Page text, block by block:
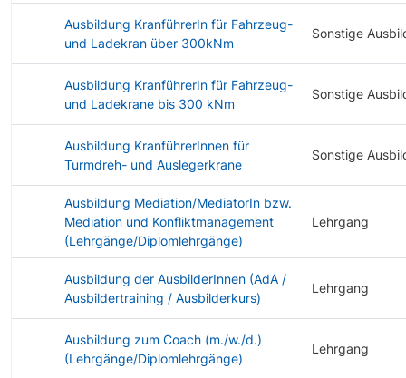
Ausbildung KranführerIn für Fahrzeug-
und Ladekran über 300kNm
Sonstige
Ausbildung KranführerIn für Fahrzeug-
und Ladekrane bis 300 kNm
Sonstige
Ausbildung KranführerInnen für
Turmdreh- und Auslegerkrane
Sonstige
Ausbildung Mediation/MediatorIn bzw.
Mediation und Konfliktmanagement
(Lehrgänge/Diplomlehrgänge)
Lehrgang
Ausbildung der AusbilderInnen (AdA /
Ausbildertraining / Ausbilderkurs)
Lehrgang
Ausbildung zum Coach (m./w./d.)
(Lehrgänge/Diplomlehrgänge)
Lehrgang